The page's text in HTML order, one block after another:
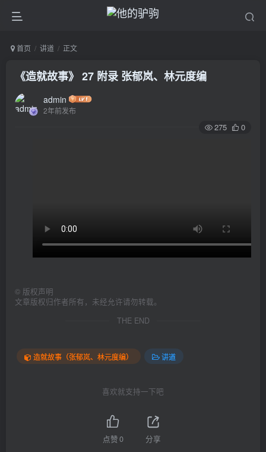
首页 讲道 正文
《造就故事》 27 附录 张郁岚、林元度编
admin
2年前发布
275 0
© 版权声明
文章版权归作者所有，未经允许请勿转载。
THE END
造就故事（张郁岚、林元度编） 讲道
喜欢就支持一下吧
点赞0 分享